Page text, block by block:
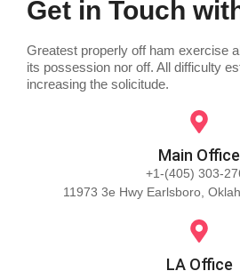
Get in Touch
Greatest properly off ham exercise
its possession nor off. All difficulty
increasing the solicitude.
Main Office
+1-(405) 303-
11973 3e Hwy Earlsboro,
LA Office